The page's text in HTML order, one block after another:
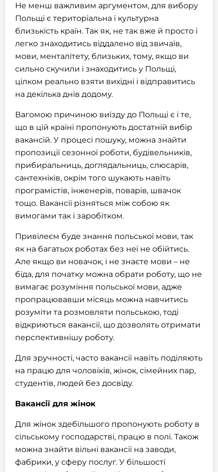
Не менш важливим аргументом, для вибору
Польщі є територіальна і культурна
близькість країн. Так як, не так вже й просто і
легко знаходитись віддалено від звичаїв,
мови, менталітету, близьких, тому, якщо ви
сильно скучили і знаходитись у Польщі,
цілком реально взяти вихідні і відправитись
на декілька днів додому.
Вагомою причиною виїзду до Польщі є і те,
що в цій країні пропонують достатній вибір
вакансій. У процесі пошуку, можна знайти
пропозиції сезонної роботи, будівельників,
прибиральниць, доглядальниць, слюсарів,
сантехніків, окрім того шукають навіть
програмістів, інженерів, поварів, швачок
тощо. Вакансії різняться між собою як
вимогами так і заробітком.
Привілеєм буде знання польської мови, так
як на багатьох роботах без неї не обійтись.
Але якщо ви новачок, і не знаєте мови – не
біда, для початку можна обрати роботу, що не
вимагає розуміння польської мови, адже
пропрацювавши місяць можна навчитись
розуміти та розмовляти польською, тоді
відкриються вакансії, що дозволять отримати
перспективнішу роботу.
Для зручності, часто вакансії навіть поділяють
на працю для чоловіків, жінок, сімейних пар,
студентів, людей без досвіду.
Вакансії для жінок
Для жінок здебільшого пропонують роботу в
сільському господарстві, працю в полі. Також
можна знайти вільні вакансії на заводи,
фабрики, у сферу послуг. У більшості